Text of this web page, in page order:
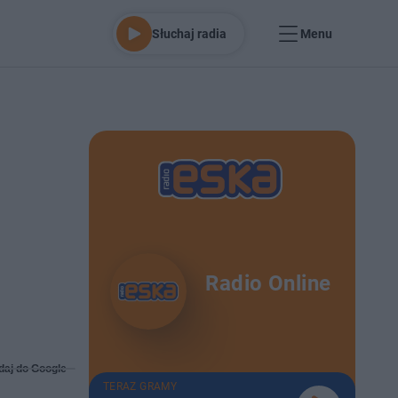
Słuchaj radia Menu
do Google
Radio Online
TERAZ GRAMY